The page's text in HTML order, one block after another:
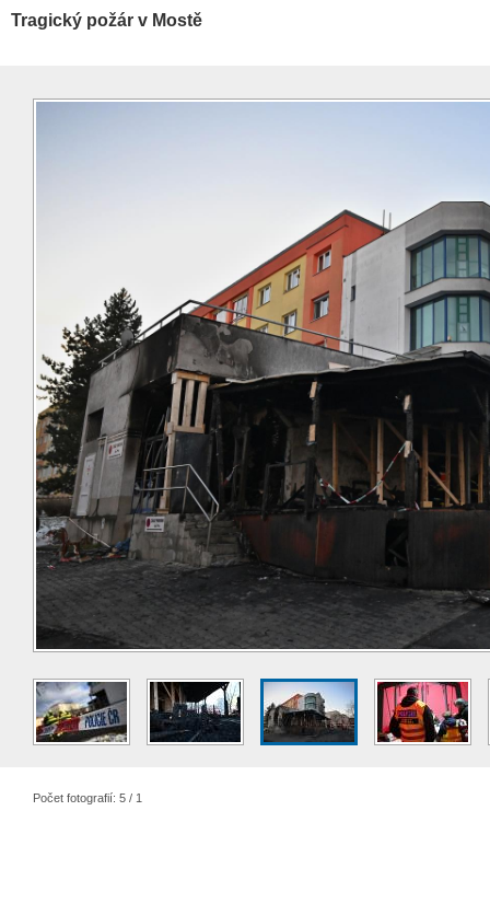
Tragický požár v Mostě
Počet fotografií: 5 / 1